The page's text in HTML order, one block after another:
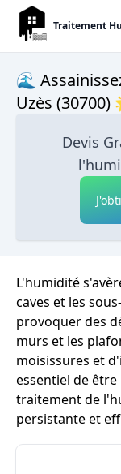
Traitement
🌊
Uzès
Devis
L'humidité
caves et les
provoquer des
murs et les
moisissures et
essentiel de
traitement de
persistante et